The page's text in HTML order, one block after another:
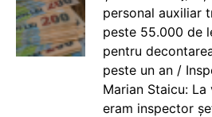
personal auxiliar
peste 55.000 de
pentru
peste un an /
Marian Staicu: La
eram inspector